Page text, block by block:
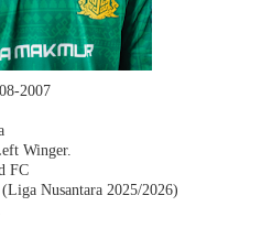
2007
Winger.
FC
(Liga Nusantara 2025/2026)